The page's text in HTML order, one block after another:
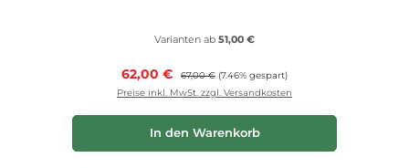
Varianten ab 51,00 €
Verkaufspreis:
62,00 € Regulärer Preis:
67,00 € (7.46% gespart)
Preise inkl. MwSt. zzgl. Versandkosten
In den Warenkorb